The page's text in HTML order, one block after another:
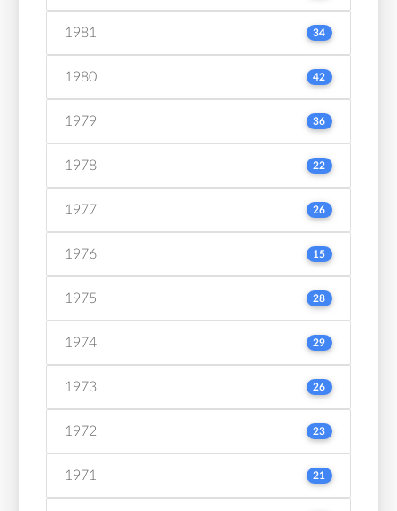
1981 34
1980 42
1979 36
1978 22
1977 26
1976 15
1975 28
1974 29
1973 26
1972 23
1971 21